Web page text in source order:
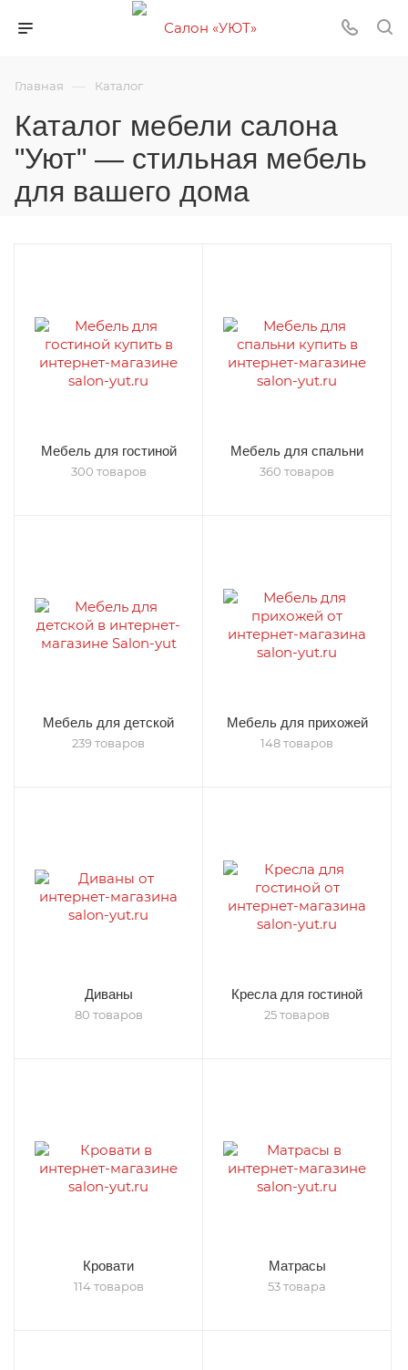
Главная — Каталог
Каталог мебели салона
"Уют" — стильная мебель
для вашего дома
Мебель для гостиной
300 товаров
Мебель для спальни
360 товаров
Мебель для детской
239 товаров
Мебель для прихожей
148 товаров
Диваны
80 товаров
Кресла для гостиной
25 товаров
Кровати
114 товаров
Матрасы
53 товара